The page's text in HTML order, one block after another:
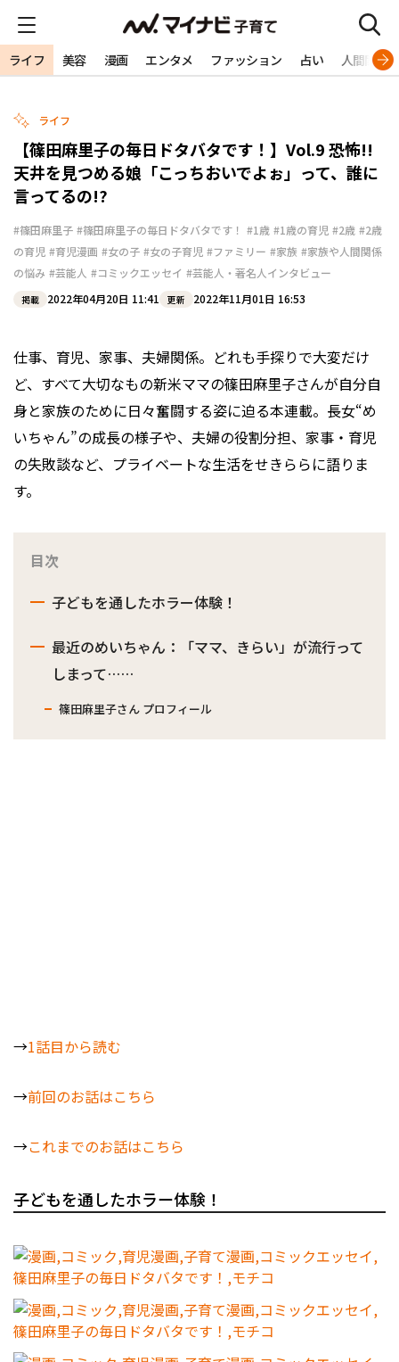
ライフ 美容 漫画 エンタメ ファッション 占い 人間関係
ライフ
【篠田麻里子の毎日ドタバタです！】Vol.9 恐怖!!
天井を見つめる娘「こっちおいでよぉ」って、誰に
言ってるの!?
#篠田麻里子 #篠田麻里子の毎日ドタバタです！ #1歳 #1歳の育児 #2歳 #2歳
の育児 #育児漫画 #女の子 #女の子育児 #ファミリー #家族 #家族や人間関係
の悩み #芸能人 #コミックエッセイ #芸能人・著名人インタビュー
掲載 2022年04月20日 11:41 更新 2022年11月01日 16:53
仕事、育児、家事、夫婦関係。どれも手探りで大変だけ
ど、すべて大切なもの――新米ママの篠田麻里子さんが自分自
身と家族のために日々奮闘する姿に迫る本連載。長女“め
いちゃん”の成長の様子や、夫婦の役割分担、家事・育児
の失敗談など、プライベートな生活をせきららに語りま
す。
目次
子どもを通したホラー体験！
最近のめいちゃん：「ママ、きらい」が流行って
しまって……
篠田麻里子さん プロフィール
→1話目から読む
→前回のお話はこちら
→これまでのお話はこちら
子どもを通したホラー体験！